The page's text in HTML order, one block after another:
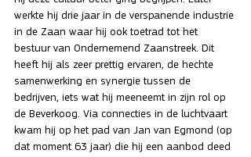
werkte hij drie jaar in de verspanende industrie
in de Zaan waar hij ook toetrad tot het
bestuur van Ondernemend Zaanstreek. Dit
heeft hij als zeer prettig ervaren, de hechte
samenwerking en synergie tussen de
bedrijven, iets wat hij meeneemt in zijn rol op
de Beverkoog. Via connecties in de luchtvaart
kwam hij op het pad van Jan van Egmond (op
dat moment 63 jaar) die hij een aanbod deed